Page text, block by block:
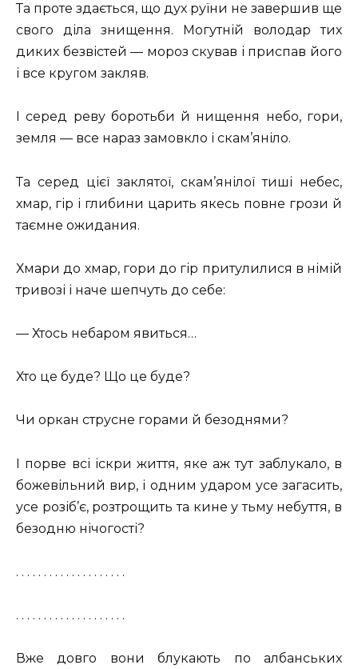
Та проте здається, що дух руїни не завершив ще
свого діла знищення. Могутній володар тих
диких безвістей — мороз скував і приспав його
і все кругом закляв.
І серед реву боротьби й нищення небо, гори,
земля — все нараз замовкло і скам’яніло.
Та серед цієї заклятої, скам’янілої тиші небес,
хмар, гір і глибини царить якесь повне грози й
таємне ожидания.
Хмари до хмар, гори до гір притулилися в німій
тривозі і наче шепчуть до себе:
— Хтось небаром явиться…
Хто це буде? Що це буде?
Чи оркан струсне горами й безоднями?
І порве всі іскри життя, яке аж тут заблукало, в
божевільний вир, і одним ударом усе загасить,
усе розіб’є, розтрощить та кине у тьму небуття, в
безодню нічогості?
. . . . . . . . . . . . . . . . . . . .
. . . . . . . . . . . . . . . . . . . .
Вже довго вони блукають по албанських